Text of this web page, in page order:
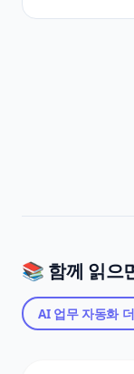
📚 함께 읽으
AI 업무 자동화